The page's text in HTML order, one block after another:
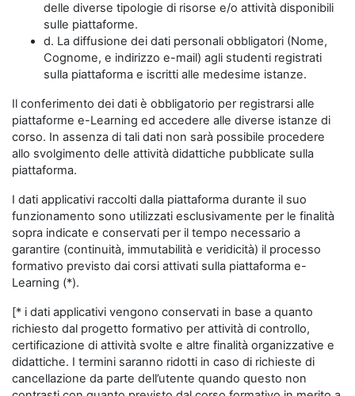
delle diverse tipologie di risorse e/o attività disponibili
sulle piattaforme.
d. La diffusione dei dati personali obbligatori (Nome,
Cognome, e indirizzo e-mail) agli studenti registrati
sulla piattaforma e iscritti alle medesime istanze.
Il conferimento dei dati è obbligatorio per registrarsi alle
piattaforme e-Learning ed accedere alle diverse istanze di
corso. In assenza di tali dati non sarà possibile procedere
allo svolgimento delle attività didattiche pubblicate sulla
piattaforma.
I dati applicativi raccolti dalla piattaforma durante il suo
funzionamento sono utilizzati esclusivamente per le finalità
sopra indicate e conservati per il tempo necessario a
garantire (continuità, immutabilità e veridicità) il processo
formativo previsto dai corsi attivati sulla piattaforma e-
Learning (*).
[* i dati applicativi vengono conservati in base a quanto
richiesto dal progetto formativo per attività di controllo,
certificazione di attività svolte e altre finalità organizzative e
didattiche. I termini saranno ridotti in caso di richieste di
cancellazione da parte dell’utente quando questo non